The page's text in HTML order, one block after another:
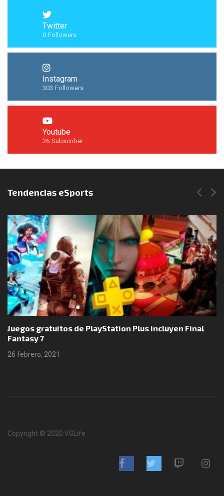
Twitter
0 Followers
Instagram
303 Followers
Youtube
26 Subscriber
Síguenos en Instagram
Tendencias eSports
Juegos gratuitos de PlayStation Plus incluyen Final
Fantasy 7
26 febrero, 2021
Copyright © 2020 VGLife